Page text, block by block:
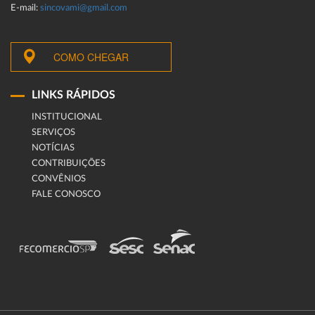
E-mail: sincovami@gmail.com
COMO CHEGAR
LINKS RÁPIDOS
INSTITUCIONAL
SERVIÇOS
NOTÍCIAS
CONTRIBUIÇÕES
CONVÊNIOS
FALE CONOSCO